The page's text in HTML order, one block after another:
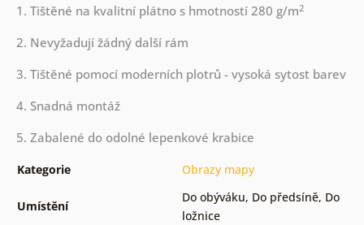
1. Tištěné na kvalitní plátno s hmotností 280 g/m2
2. Nevyžadují žádný další rám
3. Tištěné pomocí moderních plotrů - vysoká sytost barev
4. Snadná montáž
5. Zabalené do odolné lepenkové krabice
Kategorie Obrazy mapy
Umístění
Do obýváku, Do předsíně, Do
ložnice